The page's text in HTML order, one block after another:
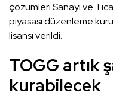
çözümleri Sanayi ve
piyasası düzenleme
lisansı verildi.
TOGG artık
kurabilecek